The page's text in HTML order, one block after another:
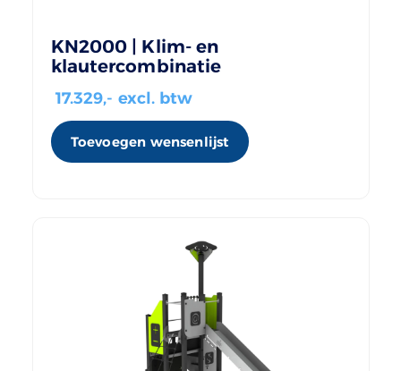
KN2000 | Klim- en
klautercombinatie
17.329,- excl. btw
Toevoegen wensenlijst